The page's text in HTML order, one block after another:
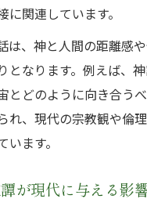
関連しています。
は、神と人間の距離感
となります。例えば、
とどのように向き合う
れ、現代の宗教観や倫
ます。
が現代に与える影